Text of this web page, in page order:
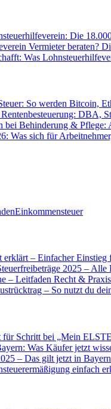
Die
Vermieter beraten?
Was
So werden Bitcoin,
DBA,
bei Behinderung &
Was sich für
Einkommensteuer
erklärt – Einfacher Einstieg
2025 –
– Leitfaden Recht & Praxis
– So nutzt du
Schritt bei „Mein
Was Käufer jetzt
– Das gilt jetzt in Bayern
einfach